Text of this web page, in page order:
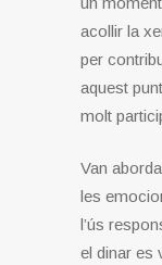
acollir la
per
aquest
molt
Van
les
l’ús
el dinar es